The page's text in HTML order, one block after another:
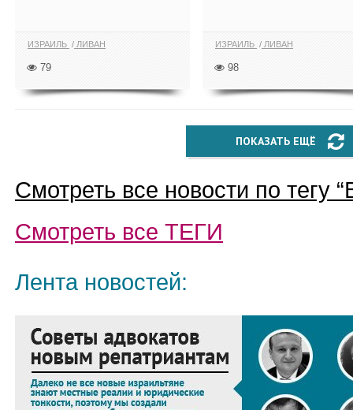
ИЗРАИЛЬ ЛИВАН
79
ИЗРАИЛЬ ЛИВАН
98
ПОКАЗАТЬ ЕЩЁ
Смотреть все новости по тегу “
Смотреть все ТЕГИ
Лента новостей: